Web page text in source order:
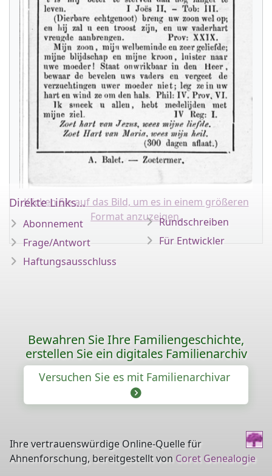
Klicken Sie auf das Bild, um es in einem größeren
Format anzuzeigen.
Direkte Links...
Abonnement
Frage/Antwort
Haftungsausschluss
Rundschreiben
Für Entwickler
Bewahren Sie Ihre Familiengeschichte,
erstellen Sie ein digitales Familienarchiv
Versuchen Sie es mit Familienarchivar
Ihre vertrauenswürdige Online-Quelle für
Ahnenforschung, bereitgestellt von Coret Genealogie